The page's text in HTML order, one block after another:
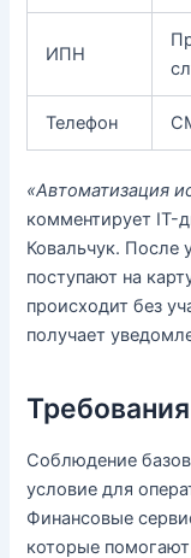
ИПН
Телефон
«Автоматизация
комментирует IT-
Ковальчук. После
поступают на
происходит без
получает
Соблюдение
условие для
Финансовые
которые помогают